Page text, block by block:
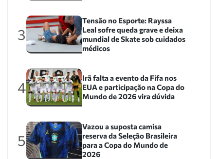
3
Tensão no Esporte: Rayssa
Leal sofre queda grave e deixa
mundial de Skate sob cuidados
médicos
4
Irã falta a evento da Fifa nos
EUA e participação na Copa do
Mundo de 2026 vira dúvida
5
Vazou a suposta camisa
reserva da Seleção Brasileira
para a Copa do Mundo de
2026